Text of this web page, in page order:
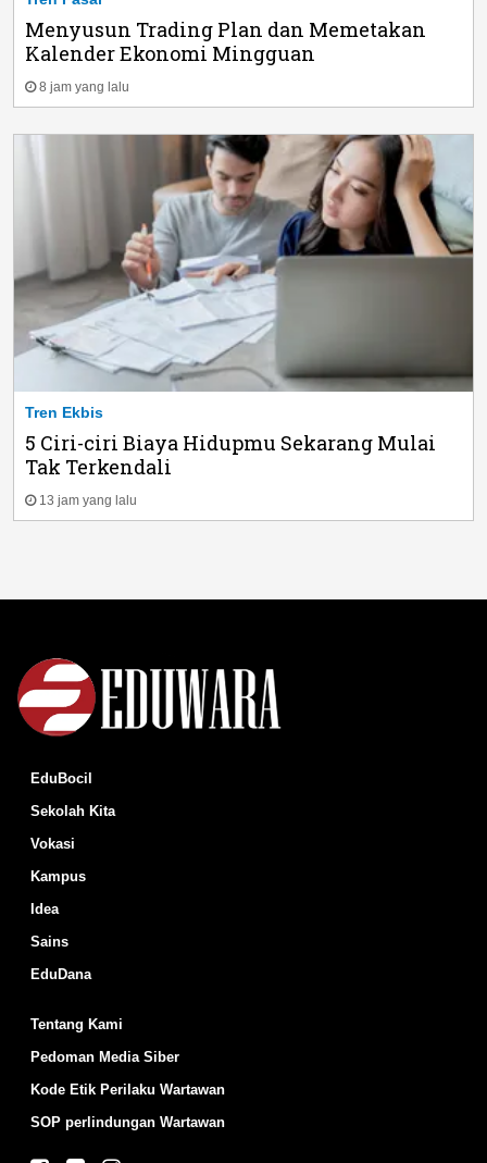
Menyusun Trading Plan dan Memetakan
Kalender Ekonomi Mingguan
8 jam yang lalu
Tren Ekbis
5 Ciri-ciri Biaya Hidupmu Sekarang Mulai
Tak Terkendali
13 jam yang lalu
EduBocil
Sekolah Kita
Vokasi
Kampus
Idea
Sains
EduDana
Tentang Kami
Pedoman Media Siber
Kode Etik Perilaku Wartawan
SOP perlindungan Wartawan